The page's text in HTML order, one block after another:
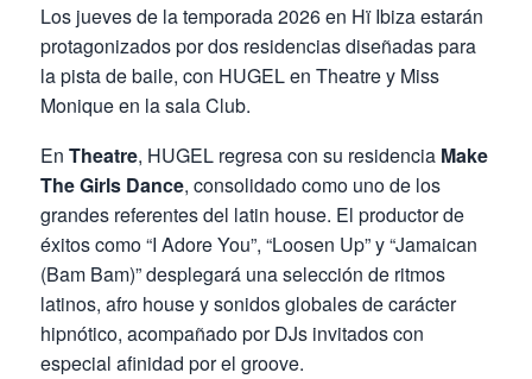
Los jueves de la temporada 2026 en Hï Ibiza estarán
protagonizados por dos residencias diseñadas para
la pista de baile, con HUGEL en Theatre y Miss
Monique en la sala Club.
En Theatre, HUGEL regresa con su residencia Make
The Girls Dance, consolidado como uno de los
grandes referentes del latin house. El productor de
éxitos como “I Adore You”, “Loosen Up” y “Jamaican
(Bam Bam)” desplegará una selección de ritmos
latinos, afro house y sonidos globales de carácter
hipnótico, acompañado por DJs invitados con
especial afinidad por el groove.